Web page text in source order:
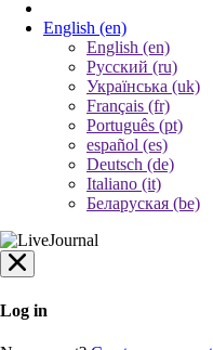
English (en)
English (en)
Русский (ru)
Українська (uk)
Français (fr)
Português (pt)
español (es)
Deutsch (de)
Italiano (it)
Беларуская (be)
Log in